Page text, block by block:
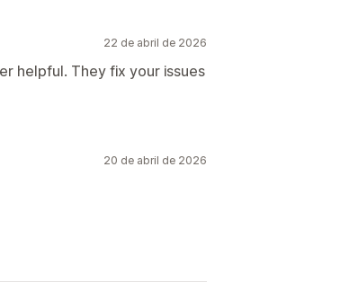
22 de abril de 2026
helpful. They fix your issues
20 de abril de 2026